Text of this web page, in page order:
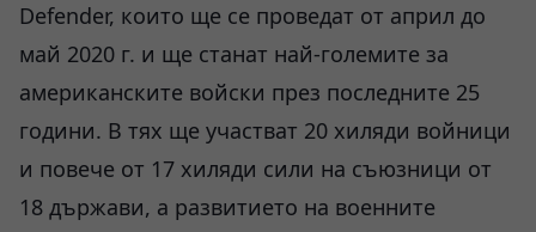
Defender, които ще се проведат от април до
май 2020 г. и ще станат най-големите за
американските войски през последните 25
години. В тях ще участват 20 хиляди войници
и повече от 17 хиляди сили на съюзници от
18 държави, а развитието на военните